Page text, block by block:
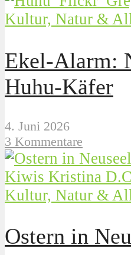
Kultur, Natur &
Ekel-Alarm:
Huhu-Käfer
4. Juni 2026
3 Kommentare
Kultur, Natur &
Ostern in